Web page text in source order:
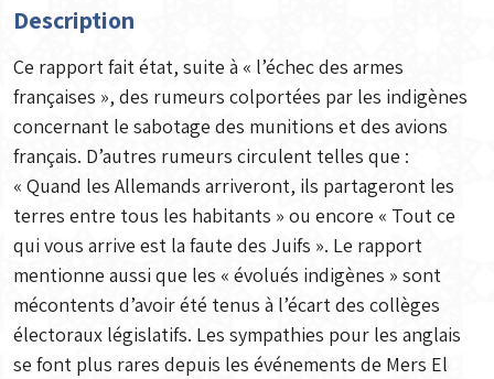
Description
Ce rapport fait état, suite à « l’échec des armes
françaises », des rumeurs colportées par les indigènes
concernant le sabotage des munitions et des avions
français. D’autres rumeurs circulent telles que :
« Quand les Allemands arriveront, ils partageront les
terres entre tous les habitants » ou encore « Tout ce
qui vous arrive est la faute des Juifs ». Le rapport
mentionne aussi que les « évolués indigènes » sont
mécontents d’avoir été tenus à l’écart des collèges
électoraux législatifs. Les sympathies pour les anglais
se font plus rares depuis les événements de Mers El